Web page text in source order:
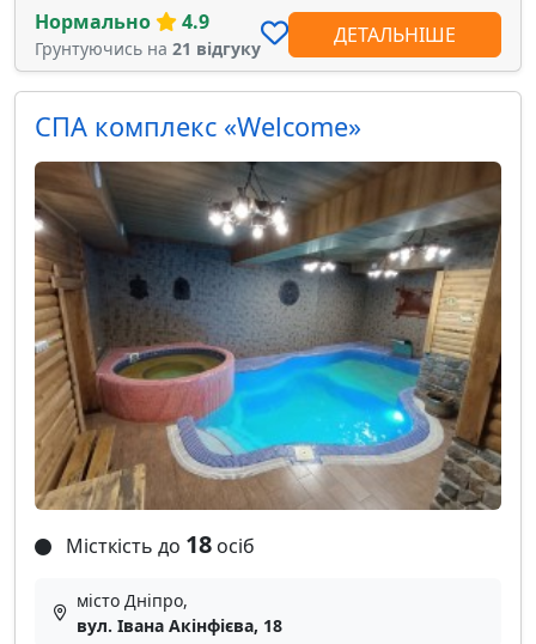
Нормально 4.9
Грунтуючись на 21 відгуку
ДЕТАЛЬНІШЕ
СПА комплекс «Welcome»
Місткість до 18 осіб
місто Дніпро,
вул. Івана Акінфієва, 18